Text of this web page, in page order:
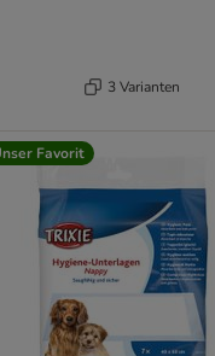
3 Varianten
Favorit